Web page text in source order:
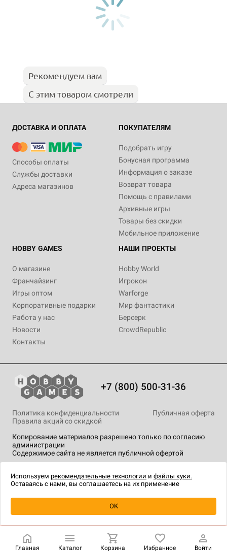
Купить| 2 490 ₽
Рекомендуем вам
С этим товаром смотрели
ДОСТАВКА И ОПЛАТА
Способы оплаты
Службы доставки
Адреса магазинов
ПОКУПАТЕЛЯМ
Подобрать игру
Бонусная программа
Информация о заказе
Возврат товара
Помощь с правилами
Архивные игры
Товары без скидки
Мобильное приложение
HOBBY GAMES
О магазине
Франчайзинг
Игры оптом
Корпоративные подарки
Работа у нас
Новости
Контакты
НАШИ ПРОЕКТЫ
Hobby World
Игрокон
Warforge
Мир фантастики
Берсерк
CrowdRepublic
+7 (800) 500-31-36
Копирование материалов разрешено только по согласию
администрации
Содержимое сайта не является публичной офертой
Политика конфиденциальности
Публичная оферта
Правила акций со скидкой
технологии.
Главная Каталог Корзина Избранное Войти
Используем рекомендательные технологии и файлы куки.
Оставаясь с нами, вы соглашаетесь на их применение
OK